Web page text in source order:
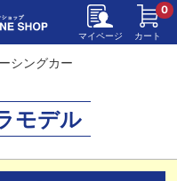
マイページ カート
0
シングカー
モデル